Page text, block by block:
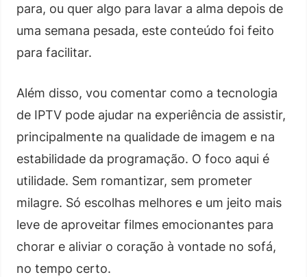
para, ou quer algo para lavar a alma depois de
uma semana pesada, este conteúdo foi feito
para facilitar.
Além disso, vou comentar como a tecnologia
de IPTV pode ajudar na experiência de assistir,
principalmente na qualidade de imagem e na
estabilidade da programação. O foco aqui é
utilidade. Sem romantizar, sem prometer
milagre. Só escolhas melhores e um jeito mais
leve de aproveitar filmes emocionantes para
chorar e aliviar o coração à vontade no sofá,
no tempo certo.